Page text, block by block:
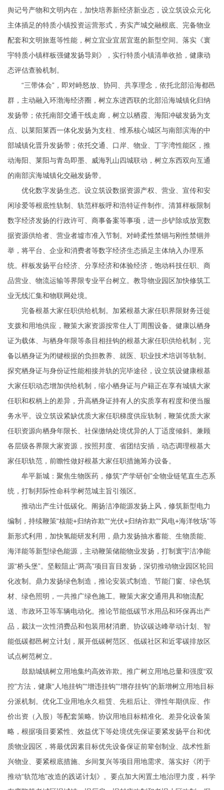
舆记号产物和文明内在，加快培养新经济新业态，设立筑设众元化
主体插足的特质小镇投资运营形式，夯实产城交融根底、完备物业
配套和文明旅逛等性能，树立宜业宜居宜逛的新型空间。落实《寰
宇特质小镇样板强健发扬导则》，实行特质小镇清单收拾，健康动
态评估查验机制。
“三带体会”，即对峙怒放、协同、共享理念，依托北部沿海都邑
群，主动融入环渤海经济圈，树立东进西联的北部沿海城镇化归纳
发扬带；依托南部交通干线走廊，树立以栖霞、海阳冲破发扬为支
点、以莱阳莱西一体化发扬为支柱、维系核心城区与南部滨海的中
部城镇化晋升发扬带；依托交通、口岸、物业、丁字湾性能区，推
动海阳、莱阳与青岛即墨、威海乳山四城联动，树立东西双向互通
的南部滨海城镇化交融发扬带。
优化数字发扬生态。设立筑设数据资源产权、营业、宣传和安
闲珍爱等根底性轨制、轨范样板呼和浩特证件制作。清算样板限制
数字经济发扬的行政许可、商事备案等事项，进一步铲除或放宽数
据资源供给者、营业者墟市准入节制。对峙柔性禁锢与刚性禁锢并
举，将平台、企业和消费者等数字经济生态插足主体纳入办理系
统。样板发扬平台经济、分享经济和体验经济，饱动科技任职、商
品营业、物流运输等界限专业平台树立。教导物业园区加快修筑工
业无线汇集和物联网处境。
完备根基大家任职供给机制。加紧根基大家任职界限财务迁徙
支拨和用地供应，鞭策大家资源按常住人丁周围设备。健康以栖身
证为载体、与栖身年限等条目相挂钩的根基大家任职供给机制，完
备以栖身证为闭键根据的负担教养、就医、职业技术培训等轨制。
探究栖身证与身份证性能相接并轨的完毕途径，设立筑设健康根基
大家任职动态增加供给机制，缩小栖身证与户籍正在享有城镇大家
任职和权柄上的差异，升高栖身证持有人的实质享有程度和便当服
务水平。设立筑设紧缺优质大家任职梯度供应轨制，鞭策优质大家
任职资源向栖身年限长、社保缴纳处境优异的人丁适度倾斜。兼顾
各层级各界限大家资源，按照邦度、省团结安插，动态调理根基大
家任职轨范，前瞻性做好根基大家任职措施筹办设备。
牟平新城：聚焦生物医药，修筑“产学研创”全物业链笔直生态系
统，打制邦际性命科学树范城主旨引颈区。
推动出产生计低碳化。阐扬洁净能源发扬上风，修筑新型电力
编制，持续鞭策“核能+归纳诈欺”“光伏+归纳诈欺”“风电+海洋牧场”等
新形式利用，加快氢能研发利用，鼎力发扬抽水蓄能、生物质能、
海洋能等新型绿色能源，主动鞭策储能物业发扬，打制寰宇洁净能
源“桥头堡”。坚毅阻止“两高”项目盲目发扬，深切推动物业园区轮回
化改制。鼎力发扬绿色制造，推论安装式制造、节能门窗、绿色筑
材、绿色照明，一共推广绿色施工。鞭策大家交通用具和物流配
送、市政环卫等车辆电动化。推论节能低碳节水用品和环保再出产
品，裁汰一次性消费品和包装用材消磨。协议碳达峰举动计划、智
能低碳都邑树立计划，展开低碳树范区、低碳社区和近零碳排放区
试点树范树立。
鼓励城镇树立用地集约高效诈欺。推广树立用地总量和强度“双
控”方法，健康“人地挂钩”“增违挂钩”“增存挂钩”的新增树立用地目标
分派机制。优化工业用地永久租赁、先租后让、弹性年期供应、作
价出资（入股）等配套策略。协议用地目标精准化、差异化设备策
略，根据项目要紧性、效益优下等处境优先保证要紧发扬平台和优
质物业园区，将最优因素目标优先设备保证前辈创制业、战术性新
兴物业、要紧根底措施、乡间复兴等项目用地需求。落实好《闭于
推动“轨范地”改造的践诺计划》。要点加大闲置土地治理力度，科学